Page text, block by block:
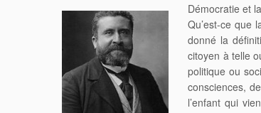
Démocratie et
Qu’est-ce que
donné la
citoyen à telle
politique ou
consciences,
l’enfant qui